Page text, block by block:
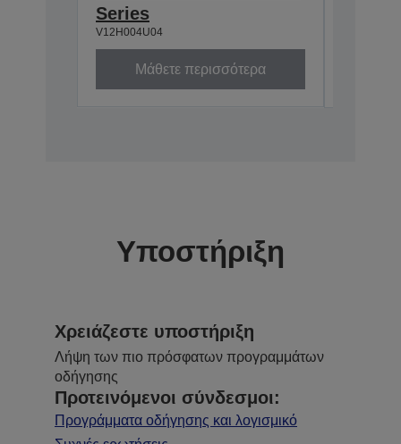
Series
V12H004U04
Μάθετε περισσότερα
Υποστήριξη
Χρειάζεστε υποστήριξη
Λήψη των πιο πρόσφατων προγραμμάτων
οδήγησης
Προτεινόμενοι σύνδεσμοι:
Προγράμματα οδήγησης και λογισμικό